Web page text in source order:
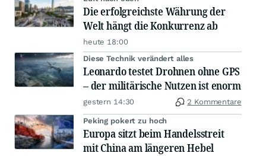
Die erfolgreichste Währung der
Welt hängt die Konkurrenz ab
heute 18:00
Diese Technik verändert alles
Leonardo testet Drohnen ohne GPS
– der militärische Nutzen ist enorm
gestern 14:30 2 Kommentare
Peking pokert zu hoch
Europa sitzt beim Handelsstreit
mit China am längeren Hebel